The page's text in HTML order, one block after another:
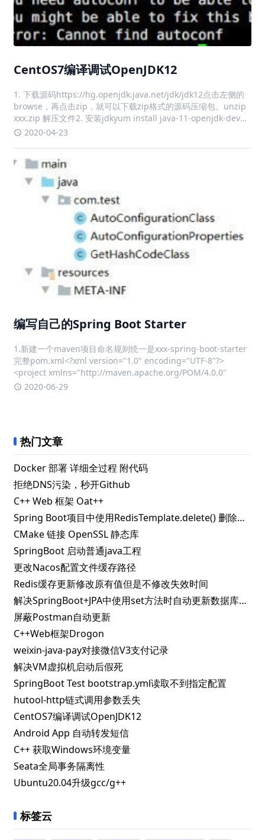
CentOS7编译调试OpenJDK12
1. 下载源码https://hg.openjdk.java.net/jdk/jdk12点击左侧的
browse，再点击zip，就可以下载zip格式的源码压缩包。unzip
xxx.zip 解压文件2. 安装jdkyum install java-11-openjdk-devel
-y3. 运行con
2020-04-23
编写自己的Spring Boot Starter
1.新建一个maven项目命名规则统一是xxx-spring-boot-starter
完整pom.xml<?xml version="1.0" encoding="UTF-8"?>
<project xmlns="http://maven.apache.org/POM/4.0.0"
2020-06-29
热门文章
Docker 部署 详细全过程 附代码
拒绝DNS污染，秒开Github
C++ Web 框架 Oat++
Spring Boot项目中使用RedisTemplate.delete() 删除指定key失败的解决办法
CMake 链接 OpenSSL 静态库
SpringBoot 启动普通java工程
更改Nacos配置文件缓存路径
Redis缓存更新修改原有值但是不修改失效时间
解决SpringBoot+JPA中使用set方法时自动更新数据库问题
屏蔽Postman自动更新
C++Web框架Drogon
weixin-java-pay对接微信V3支付记录
解决VM虚拟机启动后假死
SpringBoot Test bootstrap.yml读取不到指定配置
hutool-http链式调用参数丢失
CentOS7编译调试OpenJDK12
Android App 自动转发短信
C++ 获取Windows环境变量
Seata全局事务隔离性
Ubuntu20.04升级gcc/g++
标签云